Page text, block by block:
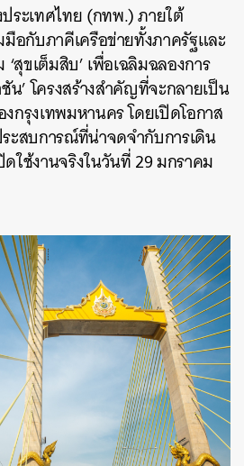
ระเทศไทย (กทพ.) ภายใต้
อกับภาคีเครือข่ายทั้งภาครัฐและ
สุขเต็มสิบ’ เพื่อเฉลิมฉลองการ
น’ โครงสร้างสำคัญที่จะกลายเป็น
กรุงเทพมหานคร โดยเปิดโอกาส
ะสบการณ์ที่น่าจดจำกับการเดิน
ใช้งานจริงในวันที่ 29 มกราคม